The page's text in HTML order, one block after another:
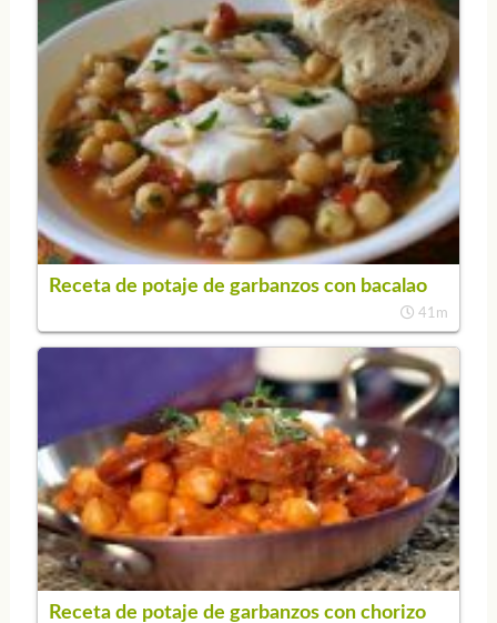
Receta de potaje de garbanzos con bacalao
41m
Receta de potaje de garbanzos con chorizo